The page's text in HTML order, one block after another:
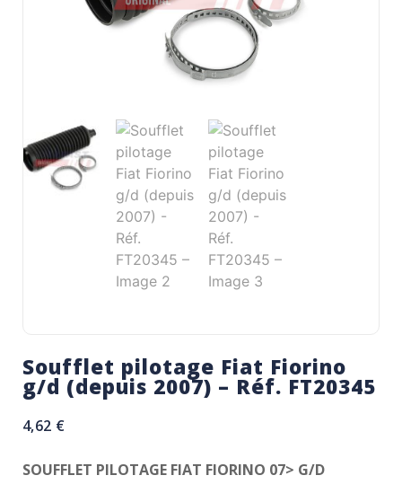
Soufflet pilotage Fiat Fiorino
g/d (depuis 2007) – Réf. FT20345
4,62 €
SOUFFLET PILOTAGE FIAT FIORINO 07> G/D